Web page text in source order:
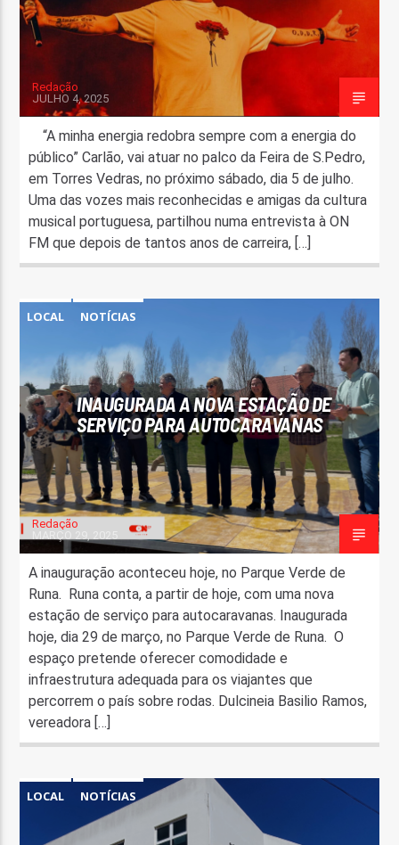
Redação
JULHO 4, 2025
“A minha energia redobra sempre com a energia do
público” Carlão, vai atuar no palco da Feira de S.Pedro,
em Torres Vedras, no próximo sábado, dia 5 de julho.
Uma das vozes mais reconhecidas e amigas da cultura
musical portuguesa, partilhou numa entrevista à ON
FM que depois de tantos anos de carreira, […]
LOCAL NOTÍCIAS
INAUGURADA A NOVA ESTAÇÃO DE
SERVIÇO PARA AUTOCARAVANAS
Redação
A inauguração aconteceu hoje, no Parque Verde de
Runa. Runa conta, a partir de hoje, com uma nova
estação de serviço para autocaravanas. Inaugurada
hoje, dia 29 de março, no Parque Verde de Runa. O
espaço pretende oferecer comodidade e
infraestrutura adequada para os viajantes que
percorrem o país sobre rodas. Dulcineia Basilio Ramos,
vereadora […]
LOCAL NOTÍCIAS